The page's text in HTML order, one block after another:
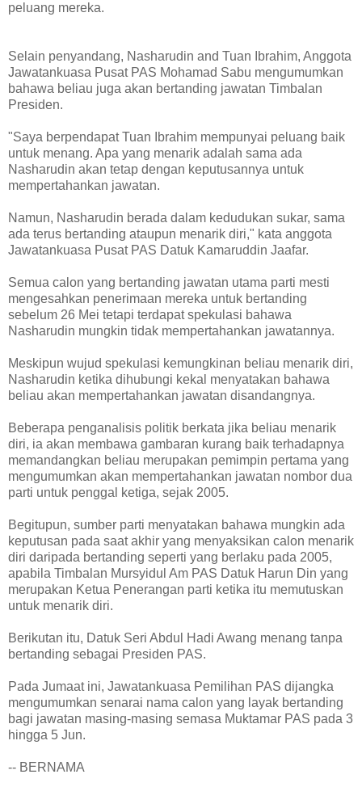
peluang mereka.
Selain penyandang, Nasharudin and Tuan Ibrahim, Anggota
Jawatankuasa Pusat PAS Mohamad Sabu mengumumkan
bahawa beliau juga akan bertanding jawatan Timbalan
Presiden.
"Saya berpendapat Tuan Ibrahim mempunyai peluang baik
untuk menang. Apa yang menarik adalah sama ada
Nasharudin akan tetap dengan keputusannya untuk
mempertahankan jawatan.
Namun, Nasharudin berada dalam kedudukan sukar, sama
ada terus bertanding ataupun menarik diri," kata anggota
Jawatankuasa Pusat PAS Datuk Kamaruddin Jaafar.
Semua calon yang bertanding jawatan utama parti mesti
mengesahkan penerimaan mereka untuk bertanding
sebelum 26 Mei tetapi terdapat spekulasi bahawa
Nasharudin mungkin tidak mempertahankan jawatannya.
Meskipun wujud spekulasi kemungkinan beliau menarik diri,
Nasharudin ketika dihubungi kekal menyatakan bahawa
beliau akan mempertahankan jawatan disandangnya.
Beberapa penganalisis politik berkata jika beliau menarik
diri, ia akan membawa gambaran kurang baik terhadapnya
memandangkan beliau merupakan pemimpin pertama yang
mengumumkan akan mempertahankan jawatan nombor dua
parti untuk penggal ketiga, sejak 2005.
Begitupun, sumber parti menyatakan bahawa mungkin ada
keputusan pada saat akhir yang menyaksikan calon menarik
diri daripada bertanding seperti yang berlaku pada 2005,
apabila Timbalan Mursyidul Am PAS Datuk Harun Din yang
merupakan Ketua Penerangan parti ketika itu memutuskan
untuk menarik diri.
Berikutan itu, Datuk Seri Abdul Hadi Awang menang tanpa
bertanding sebagai Presiden PAS.
Pada Jumaat ini, Jawatankuasa Pemilihan PAS dijangka
mengumumkan senarai nama calon yang layak bertanding
bagi jawatan masing-masing semasa Muktamar PAS pada 3
hingga 5 Jun.
-- BERNAMA